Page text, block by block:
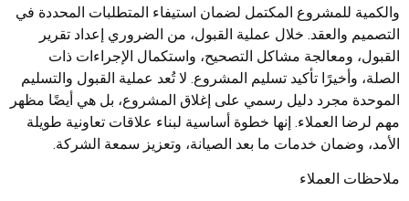
والكمية للمشروع المكتمل لضمان استيفاء المتطلبات المحددة في
التصميم والعقد. خلال عملية القبول، من الضروري إعداد تقرير
القبول، ومعالجة مشاكل التصحيح، واستكمال الإجراءات ذات
الصلة، وأخيرًا تأكيد تسليم المشروع. لا تُعد عملية القبول والتسليم
الموحدة مجرد دليل رسمي على إغلاق المشروع، بل هي أيضًا مظهر
مهم لرضا العملاء. إنها خطوة أساسية لبناء علاقات تعاونية طويلة
الأمد، وضمان خدمات ما بعد الصيانة، وتعزيز سمعة الشركة.
ملاحظات العملاء